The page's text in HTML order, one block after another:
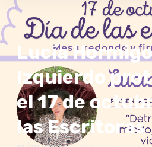
Lucía
Izquierdo
el 17 de
las Escritoras